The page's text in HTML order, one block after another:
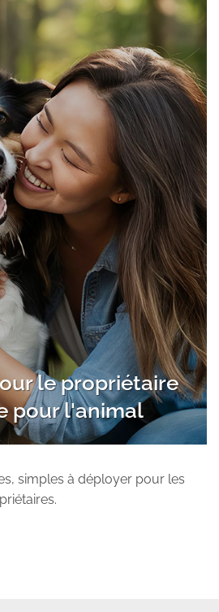
le propriétaire
pour l'animal
simples à déployer pour les